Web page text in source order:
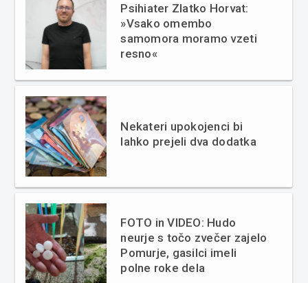
Psihiater Zlatko Horvat:
»Vsako omembo
samomora moramo vzeti
resno«
Nekateri upokojenci bi
lahko prejeli dva dodatka
FOTO in VIDEO: Hudo
neurje s točo zvečer zajelo
Pomurje, gasilci imeli
polne roke dela